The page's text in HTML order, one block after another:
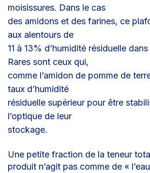
moisissures. Dans le cas
des amidons et des farines, ce
aux alentours de
11 à 13% d’humidité résiduelle
Rares sont ceux qui,
comme l’amidon de pomme de
taux d’humidité
résiduelle supérieur pour être
l’optique de leur
stockage.
Une petite fraction de la teneur
produit n’agit pas comme de «